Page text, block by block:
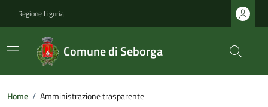
Regione Liguria
Comune di Seborga
Home / Amministrazione trasparente